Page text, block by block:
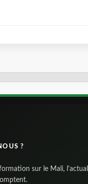
?
sur le Mali,